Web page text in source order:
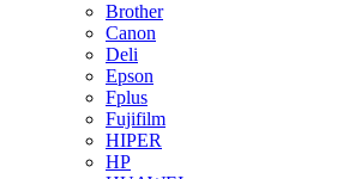
Brother
Canon
Deli
Epson
Fplus
Fujifilm
HIPER
HP